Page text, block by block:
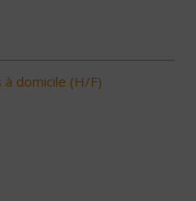
à domicile (H/F)